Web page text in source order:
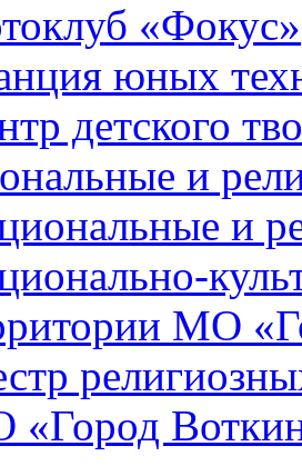
«Фокус»
юных
детского
и
и
МО